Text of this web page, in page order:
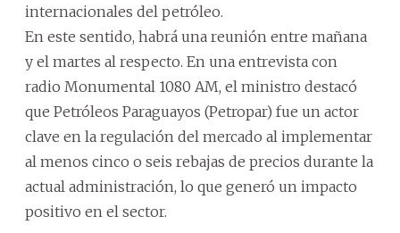
internacionales del petróleo.
En este sentido, habrá una reunión entre mañana
y el martes al respecto. En una entrevista con
radio Monumental 1080 AM, el ministro destacó
que Petróleos Paraguayos (Petropar) fue un actor
clave en la regulación del mercado al implementar
al menos cinco o seis rebajas de precios durante la
actual administración, lo que generó un impacto
positivo en el sector.